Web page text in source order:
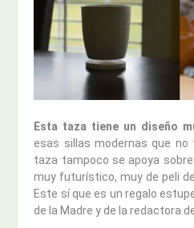
Esta taza tiene un diseño
esas sillas modernas que
taza tampoco se apoya
muy futurístico, muy de peli
Este sí que es un regalo
de la Madre y de la redactora